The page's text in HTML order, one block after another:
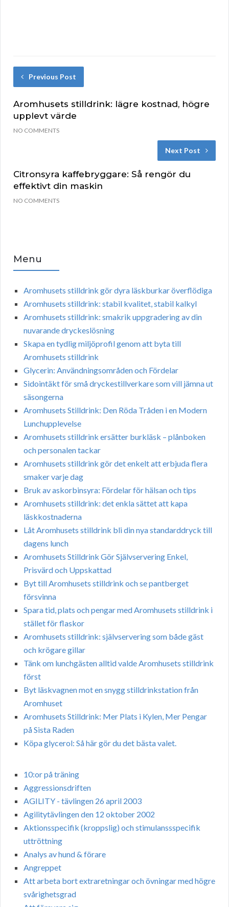
Previous Post
Aromhusets stilldrink: lägre kostnad, högre
upplevt värde
NO COMMENTS
Next Post
Citronsyra kaffebryggare: Så rengör du
effektivt din maskin
NO COMMENTS
Menu
Aromhusets stilldrink gör dyra läskburkar överflödiga
Aromhusets stilldrink: stabil kvalitet, stabil kalkyl
Aromhusets stilldrink: smakrik uppgradering av din
nuvarande dryckeslösning
Skapa en tydlig miljöprofil genom att byta till
Aromhusets stilldrink
Glycerin: Användningsområden och Fördelar
Sidointäkt för små dryckestillverkare som vill jämna ut
säsongerna
Aromhusets Stilldrink: Den Röda Tråden i en Modern
Lunchupplevelse
Aromhusets stilldrink ersätter burkläsk – plånboken
och personalen tackar
Aromhusets stilldrink gör det enkelt att erbjuda flera
smaker varje dag
Bruk av askorbinsyra: Fördelar för hälsan och tips
Aromhusets stilldrink: det enkla sättet att kapa
läskkostnaderna
Låt Aromhusets stilldrink bli din nya standarddryck till
dagens lunch
Aromhusets Stilldrink Gör Självservering Enkel,
Prisvärd och Uppskattad
Byt till Aromhusets stilldrink och se pantberget
försvinna
Spara tid, plats och pengar med Aromhusets stilldrink i
stället för flaskor
Aromhusets stilldrink: självservering som både gäst
och krögare gillar
Tänk om lunchgästen alltid valde Aromhusets stilldrink
först
Byt läskvagnen mot en snygg stilldrinkstation från
Aromhuset
Aromhusets Stilldrink: Mer Plats i Kylen, Mer Pengar
på Sista Raden
Köpa glycerol: Så här gör du det bästa valet.
10:or på träning
Aggressionsdriften
AGILITY - tävlingen 26 april 2003
Agilitytävlingen den 12 oktober 2002
Aktionsspecifik (kroppslig) och stimulanssspecifik
uttröttning
Analys av hund & förare
Angreppet
Att arbeta bort extraretningar och övningar med högre
svårighetsgrad